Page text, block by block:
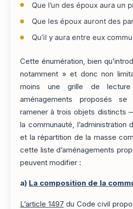
Que l’un des époux aura un
Que les époux auront des
Qu’il y aura entre eux
Cette énumération, bien
notamment » et donc non
moins une grille de
aménagements proposés
ramener à trois objets distincts
la communauté, l’administration
et la répartition de la masse
cette liste d’aménagements
peuvent modifier :
a) La composition de la
L’article 1497 du Code civil